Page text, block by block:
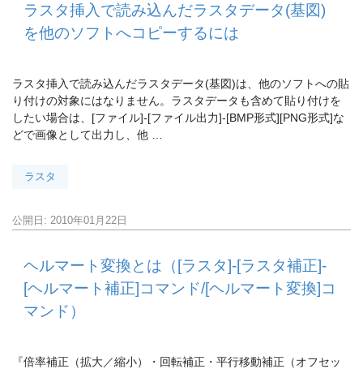
ラスタ挿入で読み込んだラスタデータ(基図)
を他のソフトへコピーするには
ラスタ挿入で読み込んだラスタデータ(基図)は、他のソフトへの貼
り付けの対象にはなりません。ラスタデータも含めて貼り付けを
したい場合は、[ファイル]-[ファイル出力]-[BMP形式][PNG形式]な
どで画像として出力し、他 …
ラスタ
公開日: 2010年01月22日
ヘルマート変換とは（[ラスタ]-[ラスタ補正]-
[ヘルマート補正]コマンド/[ヘルマート変換]コ
マンド）
『倍率補正（拡大／縮小）・回転補正・平行移動補正（オフセッ